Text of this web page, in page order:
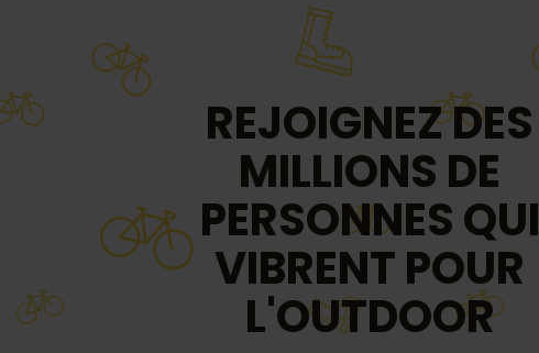
REJOIGNEZ DES
MILLIONS DE
PERSONNES QUI
VIBRENT POUR
L'OUTDOOR